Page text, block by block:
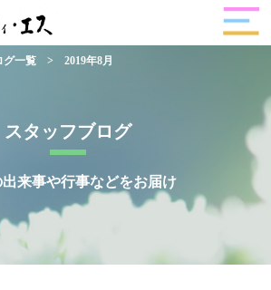
スタッフブログ
出来事や行事などをお届け
グ一覧 > 2019年8月